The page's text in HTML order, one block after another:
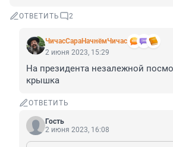
ОТВЕТИТЬ 2
ЧичасСараНачнёмЧичас
2 июня 2023, 15:29
На президента незалежной
крышка
ОТВЕТИТЬ
Гость
2 июня 2023, 16:08